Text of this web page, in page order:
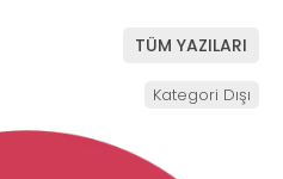
TÜM YAZILARI
Kategori Dışı